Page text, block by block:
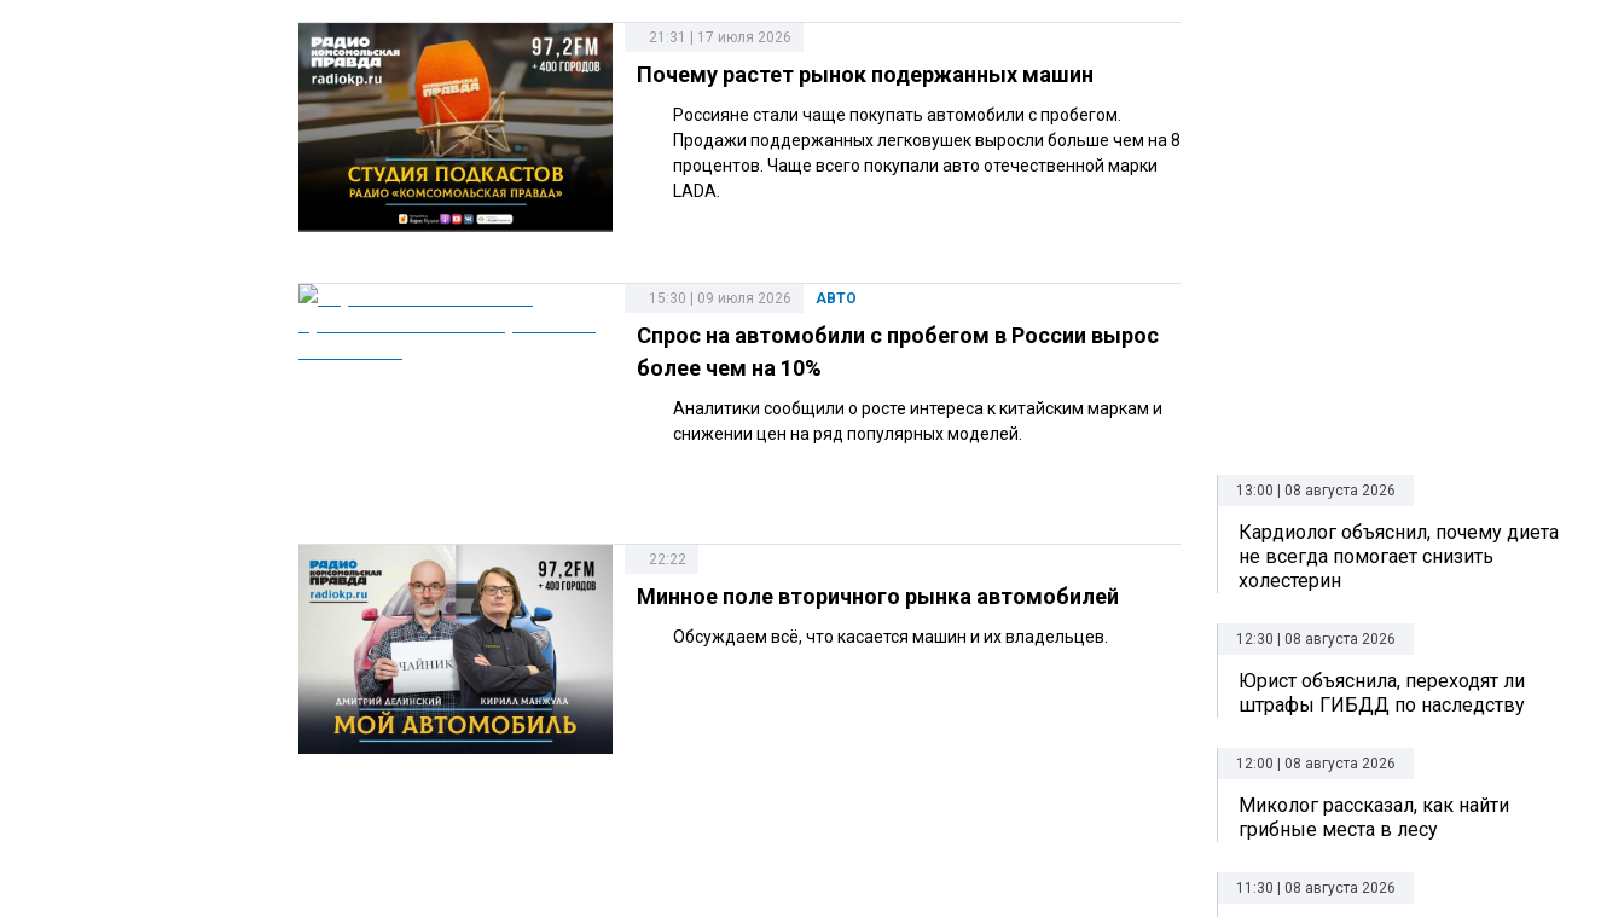
21:31 | 17 июля 2026
Почему растет рынок подержанных машин
Россияне стали чаще покупать автомобили с пробегом.
Продажи поддержанных легковушек выросли больше чем на 8
процентов. Чаще всего покупали авто отечественной марки
LADA.
АВТО
15:30 | 09 июля 2026
Спрос на автомобили с пробегом в России вырос
более чем на 10%
Аналитики сообщили о росте интереса к китайским маркам и
снижении цен на ряд популярных моделей.
22:22
Минное поле вторичного рынка автомобилей
Обсуждаем всё, что касается машин и их владельцев.
13:00 | 08 августа 2026
Кардиолог объяснил, почему диета
не всегда помогает снизить
холестерин
12:30 | 08 августа 2026
Юрист объяснила, переходят ли
штрафы ГИБДД по наследству
12:00 | 08 августа 2026
Миколог рассказал, как найти
грибные места в лесу
11:30 | 08 августа 2026